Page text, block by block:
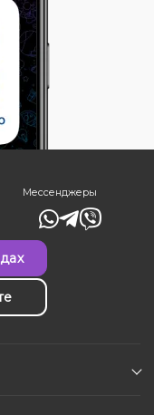
Мессенджеры